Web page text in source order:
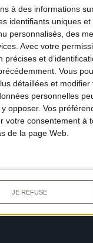
à des informations
identifiants uniques
personnalisés, des
Avec votre
et
Vous
détaillées et
personnelles
opposer. Vos
votre consentement à
de la page Web.
JE REFUSE